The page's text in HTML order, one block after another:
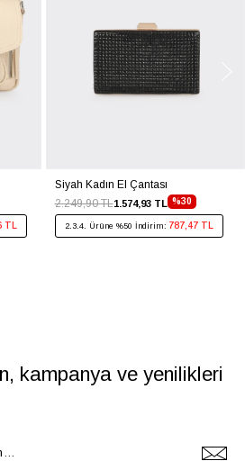
TL
Siyah Kadın El Çantası
%30
1.574,93 TL
2.249,90 TL
2.3.4. Ürüne %50 İndirim: 787,47 TL
kampanya ve yenilikleri